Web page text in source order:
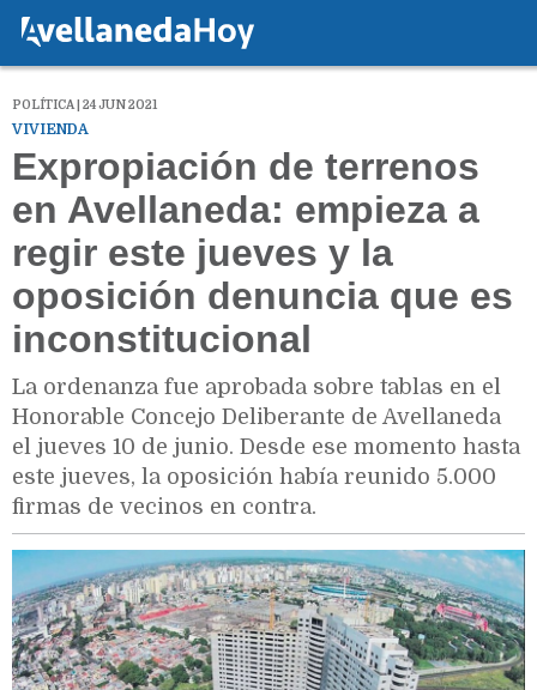
POLÍTICA | 24 JUN 2021
VIVIENDA
Expropiación de terrenos
en Avellaneda: empieza a
regir este jueves y la
oposición denuncia que es
inconstitucional
La ordenanza fue aprobada sobre tablas en el
Honorable Concejo Deliberante de Avellaneda
el jueves 10 de junio. Desde ese momento hasta
este jueves, la oposición había reunido 5.000
firmas de vecinos en contra.